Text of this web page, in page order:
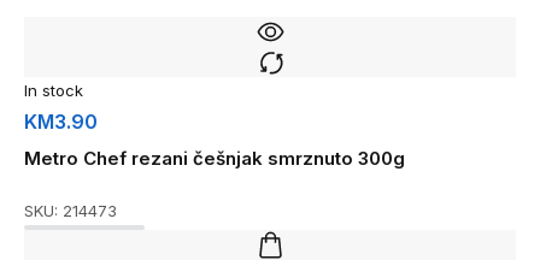
In stock
KM3.90
Metro Chef rezani češnjak smrznuto 300g
SKU: 214473